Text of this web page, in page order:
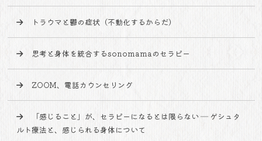
トラウマと鬱の症状（不動化するからだ）
思考と身体を統合するsonomamaのセラピー
ZOOM、電話カウンセリング
「感じること」が、セラピーになるとは限らない ― ゲシュタ
ルト療法と、感じられる身体について